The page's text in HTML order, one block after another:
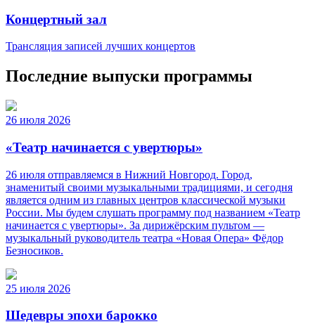
Концертный зал
Трансляция записей лучших концертов
Последние выпуски программы
26 июля 2026
«Театр начинается с увертюры»
26 июля отправляемся в Нижний Новгород. Город,
знаменитый своими музыкальными традициями, и сегодня
является одним из главных центров классической музыки
России. Мы будем слушать программу под названием «Театр
начинается с увертюры». За дирижёрским пультом —
музыкальный руководитель театра «Новая Опера» Фёдор
Безносиков.
25 июля 2026
Шедевры эпохи барокко